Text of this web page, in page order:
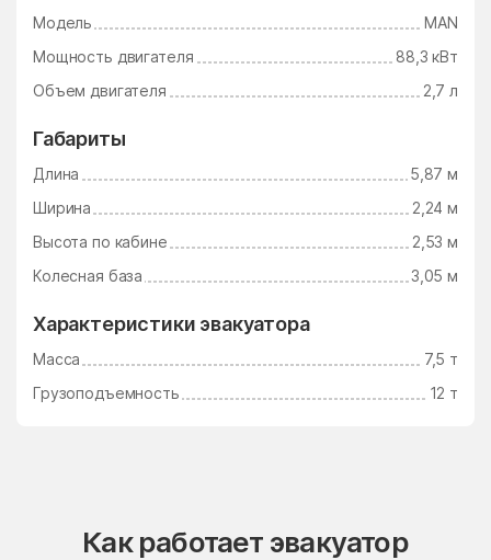
Модель
MAN
Мощность двигателя
88,3 кВт
Объем двигателя
2,7 л
Габариты
Длина
5,87 м
Ширина
2,24 м
Высота по кабине
2,53 м
Колесная база
3,05 м
Характеристики эвакуатора
Масса
7,5 т
Грузоподъемность
12 т
Как работает эвакуатор